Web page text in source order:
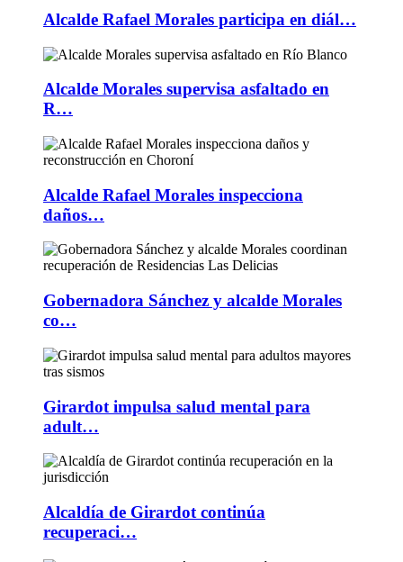
Alcalde Rafael Morales participa en diál…
Alcalde Morales supervisa asfaltado en
R…
Alcalde Rafael Morales inspecciona
daños…
Gobernadora Sánchez y alcalde Morales
co…
Girardot impulsa salud mental para
adult…
Alcaldía de Girardot continúa
recuperaci…